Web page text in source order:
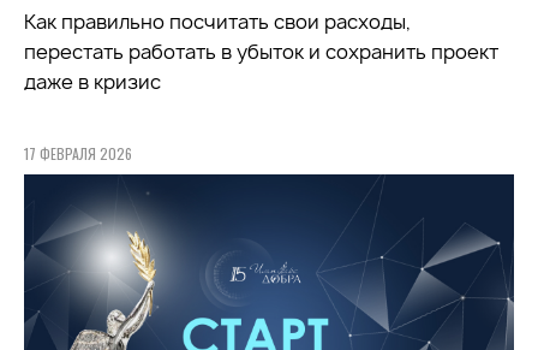
Как правильно посчитать свои расходы,
перестать работать в убыток и сохранить проект
даже в кризис
17 ФЕВРАЛЯ 2026